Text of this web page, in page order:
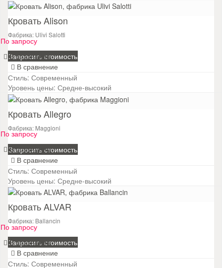
По запросу
В сравнение
Кровать Alison
Фабрика: Ulivi Salotti
Запросить стоимость
В сравнение
Стиль: Современный
Уровень цены: Средне-высокий
По запросу
В сравнение
Кровать Allegro
Фабрика: Maggioni
Запросить стоимость
В сравнение
Стиль: Современный
Уровень цены: Средне-высокий
По запросу
В сравнение
Кровать ALVAR
Фабрика: Ballancin
Запросить стоимость
В сравнение
Стиль: Современный